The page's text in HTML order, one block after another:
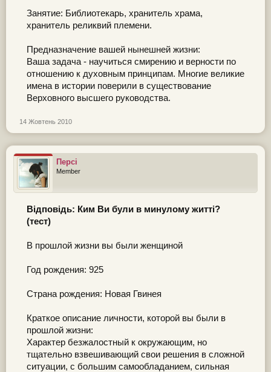
Занятие: Библиотекарь, хранитель храма,
хранитель реликвий племени.
Предназначение вашей нынешней жизни:
Ваша задача - научиться смирению и верности по
отношению к духовным принципам. Многие великие
имена в истории поверили в существование
Верховного высшего руководства.
14 Жовтень 2010
Персі
Member
Відповідь: Ким Ви були в минулому житті?
(тест)
В прошлой жизни вы были женщиной
Год рождения: 925
Страна рождения: Новая Гвинея
Краткое описание личности, которой вы были в
прошлой жизни:
Характер безжалостный к окружающим, но
тщательно взвешивающий свои решения в сложной
ситуации, с большим самообладанием, сильная